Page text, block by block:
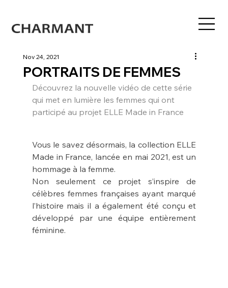
PORTRAITS DE FEMMES
Nov 24, 2021
Découvrez la nouvelle vidéo de cette série
qui met en lumière les femmes qui ont
participé au projet ELLE Made in France
Vous le savez désormais, la collection ELLE
Made in France, lancée en mai 2021, est un
hommage à la femme.
Non seulement ce projet s’inspire de
célèbres femmes françaises ayant marqué
l’histoire mais il a également été conçu et
développé par une équipe entièrement
féminine.